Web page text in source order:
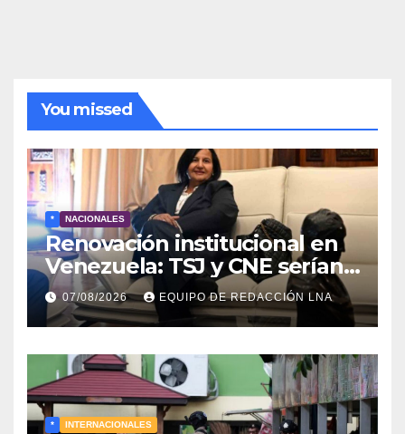
You missed
* NACIONALES
Renovación institucional en
Venezuela: TSJ y CNE serían
designados a finales de 2026
07/08/2026 EQUIPO DE REDACCIÓN LNA
* INTERNACIONALES